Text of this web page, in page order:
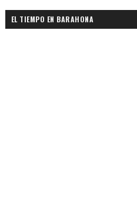
EL TIEMPO EN BARAHONA